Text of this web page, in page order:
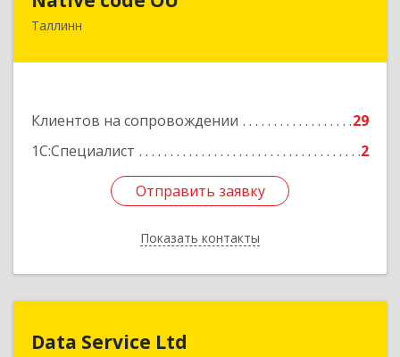
Таллинн
Клиентов на сопровождении
29
1С:Специалист
2
Отправить заявку
Показать контакты
Отправить заявку
Назад
Data Service Ltd